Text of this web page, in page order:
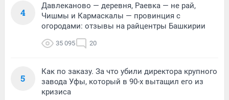
4
Давлеканово — деревня, Раевка — не рай,
Чишмы и Кармаскалы — провинция с
огородами: отзывы на райцентры Башкирии
35 095 20
5
Как по заказу. За что убили директора крупного
завода Уфы, который в 90-х вытащил его из
кризиса